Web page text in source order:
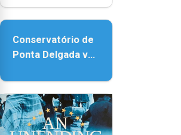
acessibilidade
Conservatório de
Ponta Delgada vai
instrumentos